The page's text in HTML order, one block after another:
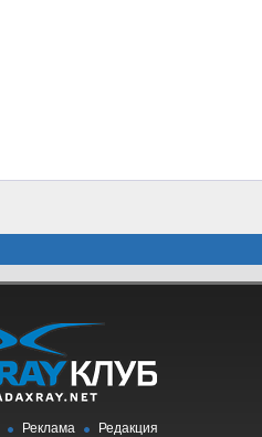
Реклама Редакция